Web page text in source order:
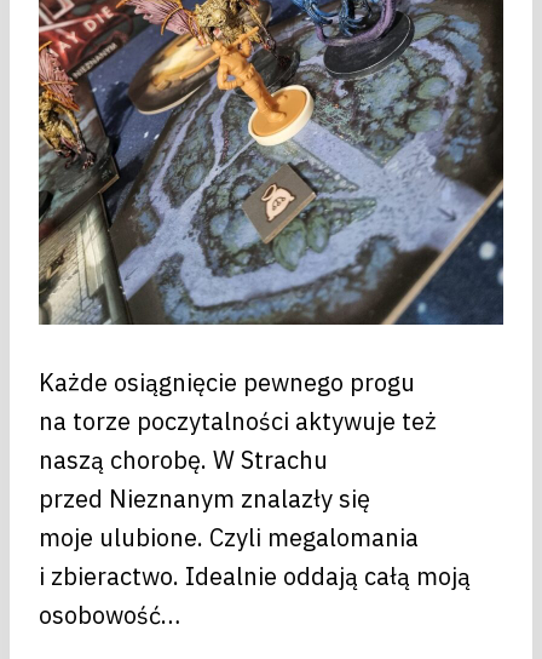
Każde osiągnięcie pewnego progu
na torze poczytalności aktywuje też
naszą chorobę. W Strachu
przed Nieznanym znalazły się
moje ulubione. Czyli megalomania
i zbieractwo. Idealnie oddają całą moją
osobowość…